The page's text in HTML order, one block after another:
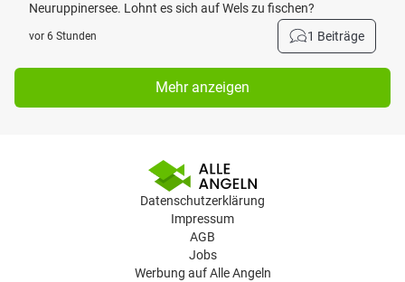
Neuruppinersee. Lohnt es sich auf Wels zu fischen?
vor 6 Stunden 1 Beiträge
Mehr anzeigen
Datenschutzerklärung
Impressum
AGB
Jobs
Werbung auf Alle Angeln